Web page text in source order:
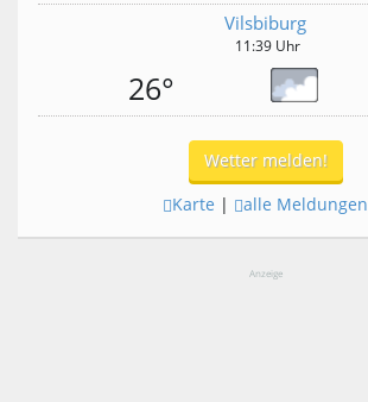
Vilsbiburg
11:39 Uhr
26°
Wetter melden!
Karte | alle Meldungen
Anzeige